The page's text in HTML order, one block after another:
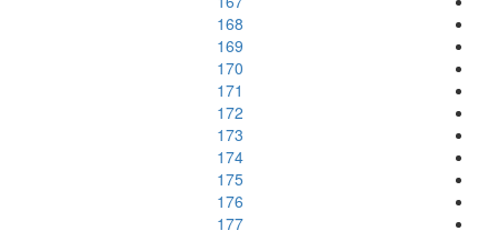
168
169
170
171
172
173
174
175
176
177